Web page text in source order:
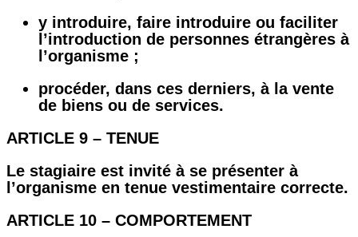
y introduire, faire introduire ou faciliter
l’introduction de personnes étrangères à
l’organisme ;
procéder, dans ces derniers, à la vente
de biens ou de services.
ARTICLE 9 – TENUE
Le stagiaire est invité à se présenter à
l’organisme en tenue vestimentaire correcte.
ARTICLE 10 – COMPORTEMENT